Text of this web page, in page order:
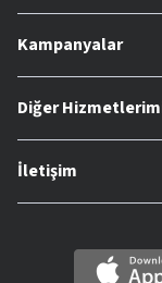
Kampanyalar
Diğer
İletişim